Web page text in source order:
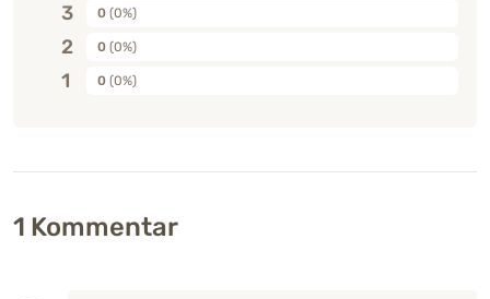
3 0 (0%)
2 0 (0%)
1 0 (0%)
1 Kommentar